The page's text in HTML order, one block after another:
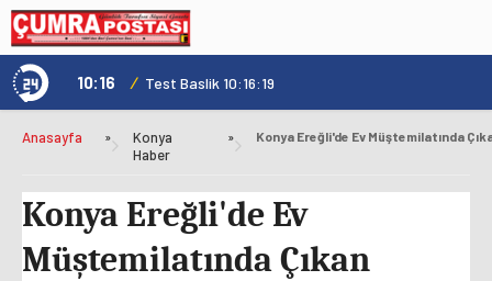
10:16 / Test Baslik 10:16:19
Anasayfa »
Konya
Haber
»
Konya Ereğli'de Ev
Müştemilatında Çıkan